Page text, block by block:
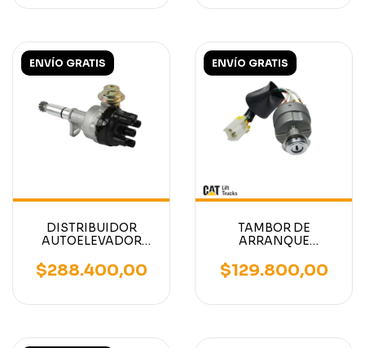
ENVÍO GRATIS
DISTRIBUIDOR
AUTOELEVADOR
4G63/4G64
$288.400,00
ENVÍO GRATIS
TAMBOR DE
ARRANQUE
MITSUBISHI/
91A05-21400 - 4
$129.800,00